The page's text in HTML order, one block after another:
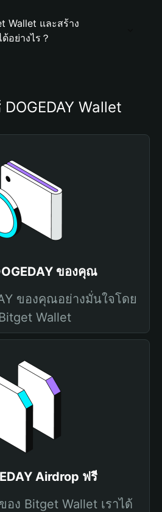
Wallet และสร้าง
อย่างไร？
Wallet
ของคุณ
ของคุณอย่างมั่นใจโดย
Wallet
Airdrop ฟรี
ง Bitget Wallet เราได้